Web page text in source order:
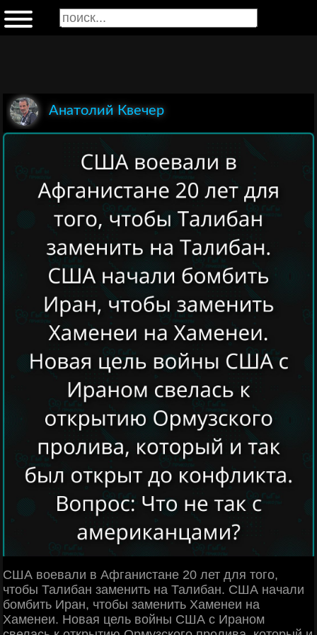
Анатолий Квечер
США воевали в Афганистане 20 лет для того,
чтобы Талибан заменить на Талибан. США начали
бомбить Иран, чтобы заменить Хаменеи на
Хаменеи. Новая цель войны США с Ираном